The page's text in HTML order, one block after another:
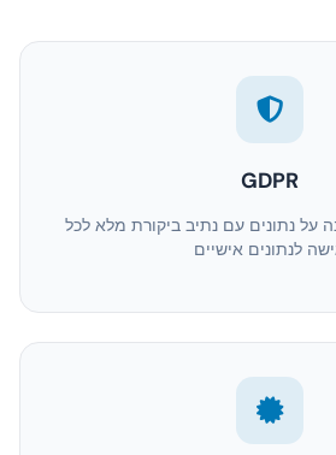
GDPR
על נתונים עם נתיב ביקורת מלא לכל